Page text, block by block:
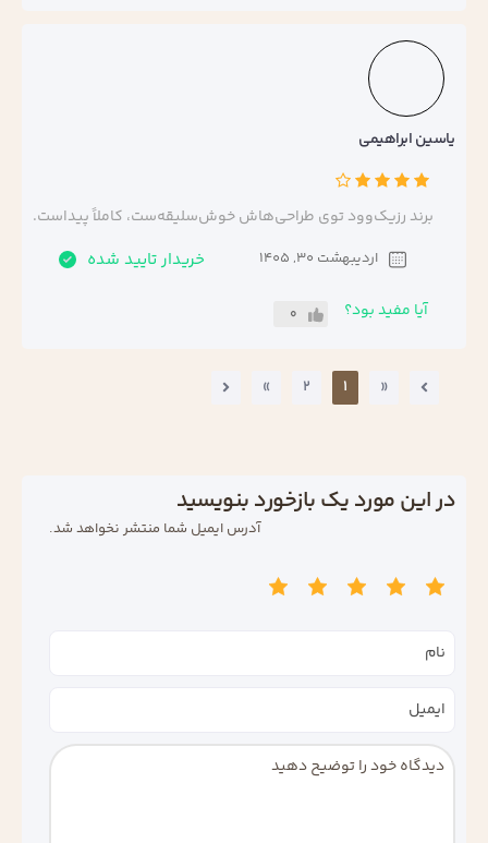
یاسین ابراهیمی
برند رزیک‌وود توی طراحی‌هاش خوش‌سلیقه‌ست، کاملاً پیداست.
اردیبهشت 30, 1405 خریدار تایید شده
آیا مفید بود؟ 0
«
1
2
»
در این مورد یک بازخورد بنویسید
آدرس ایمیل شما منتشر نخواهد شد.